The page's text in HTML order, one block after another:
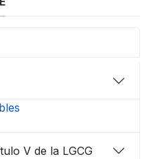
V de la LGCG